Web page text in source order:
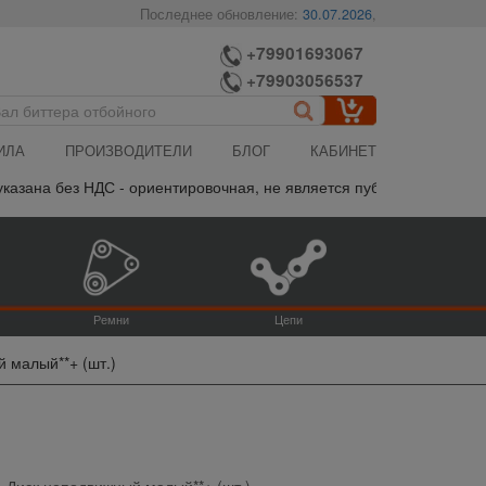
Последнее обновление:30.07.2026,
+79901693067
+79903056537
ПРОИЗВОДИТЕЛИ БЛОГ КАБИНЕТ
без НДС - ориентировочная, не является публичной
Ремни Цепи
малый**+ (шт.)